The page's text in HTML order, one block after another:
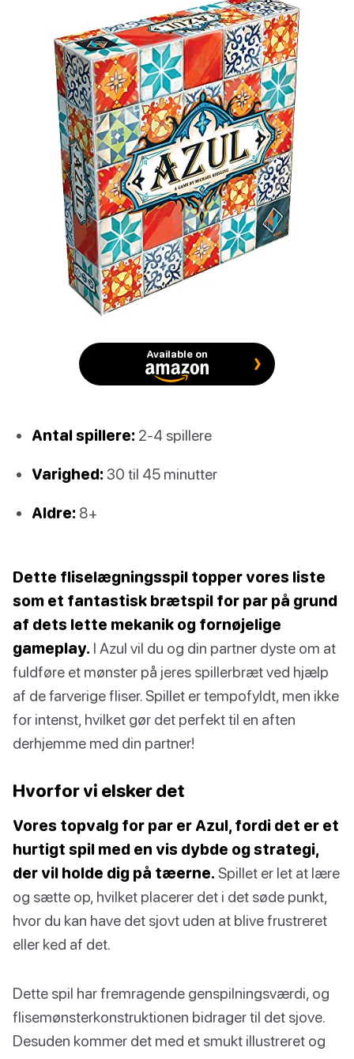
Available on
Antal spillere: 2-4 spillere
Varighed: 30 til 45 minutter
Aldre: 8+
Dette fliselægningsspil topper vores liste
som et fantastisk brætspil for par på grund
af dets lette mekanik og fornøjelige
gameplay. I Azul vil du og din partner dyste om at
fuldføre et mønster på jeres spillerbræt ved hjælp
af de farverige fliser. Spillet er tempofyldt, men ikke
for intenst, hvilket gør det perfekt til en aften
derhjemme med din partner!
Hvorfor vi elsker det
Vores topvalg for par er Azul, fordi det er et
hurtigt spil med en vis dybde og strategi,
der vil holde dig på tæerne. Spillet er let at lære
og sætte op, hvilket placerer det i det søde punkt,
hvor du kan have det sjovt uden at blive frustreret
eller ked af det.
Dette spil har fremragende genspilningsværdi, og
flisemønsterkonstruktionen bidrager til det sjove.
Desuden kommer det med et smukt illustreret og